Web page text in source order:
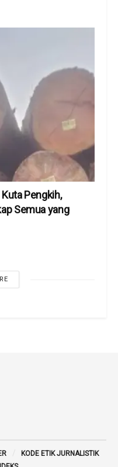
Pengkih,
Semua yang
KODE ETIK JURNALISTIK